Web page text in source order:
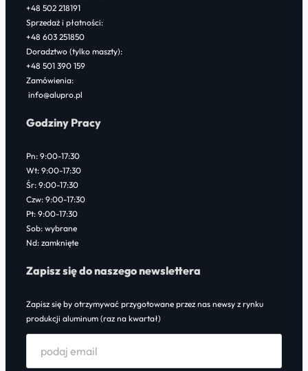
+48 502 218191
Sprzedaż i płatności:
+48 603 251850
Doradztwo (tylko maszty):
+48 501 390 159
Zamówienia:
info@alupro.pl
Godziny Pracy
Pn: 9:00-17:30
Wt: 9:00-17:30
Śr: 9:00-17:30
Czw: 9:00-17:30
Pt: 9:00-17:30
Sob: wybrane
Nd: zamknięte
Zapisz się do naszego newslettera
Zapisz się by otrzymywać przygotowane przez nas newsy z rynku
produkcji aluminum (raz na kwartał)